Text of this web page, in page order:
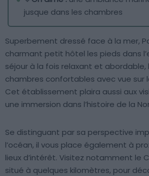
jusque dans les chambres
Superbement dressé face à la mer,
charmant petit hôtel les pieds dans
séjour à la fois relaxant et abordable,
chambres confortables avec vue sur
Cet établissement plaira aussi aux
une immersion dans l’histoire de la
Se distinguant par sa perspective
l’océan, il vous place également à
lieux d’intérêt. Visitez notamment le
situé à quelques kilomètres, pour